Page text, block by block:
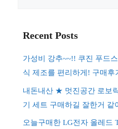
Recent Posts
가성비 강추~~!! 쿠진 푸드
식 제조를 편리하게! 구매후
내돈내산 ★ 멋진공간 로보
기 세트 구매하길 잘한거 같
오늘구매한 LG전자 올레드